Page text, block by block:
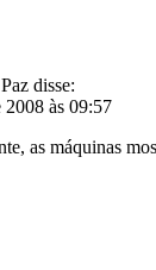
disse:
às 09:57
as máquinas